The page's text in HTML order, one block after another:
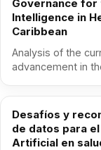
Governance
Intelligence in
Caribbean
Analysis of the
advancement in
Desafíos y
de datos para
Artificial en